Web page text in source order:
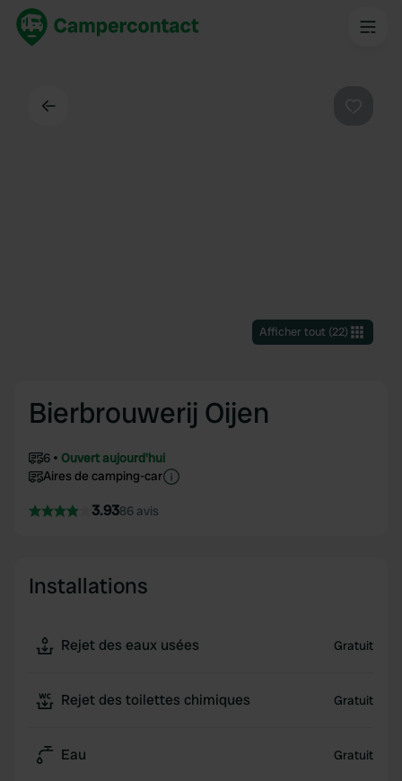
Afficher tout(22)
Bierbrouwerij Oijen
6
Ouvert aujourd'hui
Aires de camping-car
3.9386 avis
Installations
Rejet des eaux usées Gratuit
Rejet des toilettes chimiques Gratuit
Eau Gratuit